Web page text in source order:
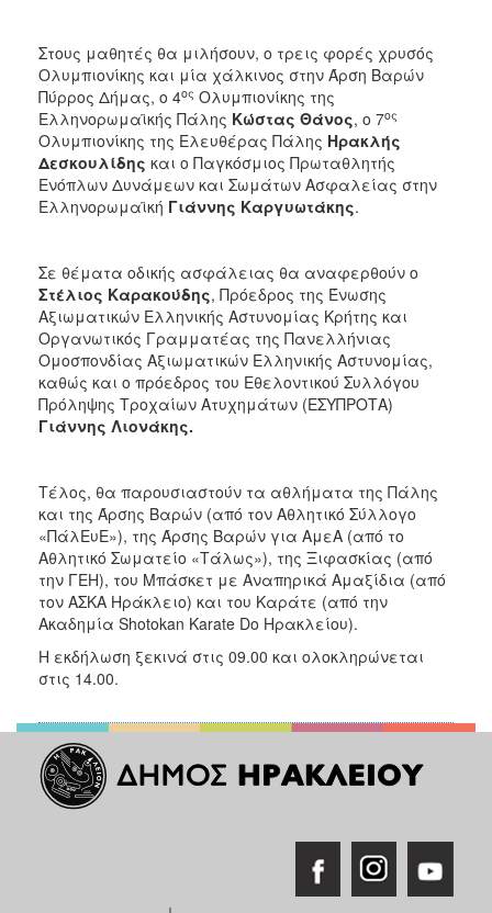
Στους μαθητές θα μιλήσουν, ο τρεις φορές χρυσός
Ολυμπιονίκης και μία χάλκινος στην Άρση Βαρών
Πύρρος Δήμας, ο 4ος Ολυμπιονίκης της
Ελληνορωμαϊκής Πάλης Κώστας Θάνος, ο 7ος
Ολυμπιονίκης της Ελευθέρας Πάλης Ηρακλής
Δεσκουλίδης και ο Παγκόσμιος Πρωταθλητής
Ενόπλων Δυνάμεων και Σωμάτων Ασφαλείας στην
Ελληνορωμαϊκή Γιάννης Καργυωτάκης.
Σε θέματα οδικής ασφάλειας θα αναφερθούν ο
Στέλιος Καρακούδης, Πρόεδρος της Ένωσης
Αξιωματικών Ελληνικής Αστυνομίας Κρήτης και
Οργανωτικός Γραμματέας της Πανελλήνιας
Ομοσπονδίας Αξιωματικών Ελληνικής Αστυνομίας,
καθώς και ο πρόεδρος του Εθελοντικού Συλλόγου
Πρόληψης Τροχαίων Ατυχημάτων (ΕΣΥΠΡΟΤΑ)
Γιάννης Λιονάκης.
Τέλος, θα παρουσιαστούν τα αθλήματα της Πάλης
και της Άρσης Βαρών (από τον Αθλητικό Σύλλογο
«ΠάλEυE»), της Άρσης Βαρών για ΑμεΑ (από το
Αθλητικό Σωματείο «Τάλως»), της Ξιφασκίας (από
την ΓΕΗ), του Μπάσκετ με Αναπηρικά Αμαξίδια (από
τον ΑΣΚΑ Ηράκλειο) και του Καράτε (από την
Ακαδημία Shotokan Karate Do Ηρακλείου).
Η εκδήλωση ξεκινά στις 09.00 και ολοκληρώνεται
στις 14.00.